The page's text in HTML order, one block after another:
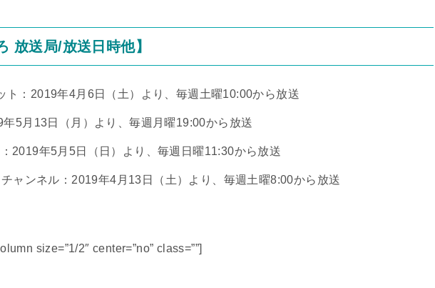
放送局/放送日時他】
ト：2019年4月6日（土）より、毎週土曜10:00から放送
5月13日（月）より、毎週月曜19:00から放送
2019年5月5日（日）より、毎週日曜11:30から放送
ャンネル：2019年4月13日（土）より、毎週土曜8:00から放送
size=”1/2″ center=”no” class=””]